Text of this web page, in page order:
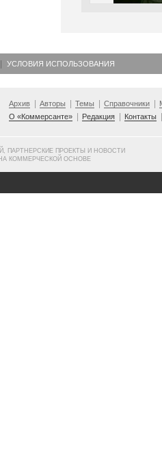
УСЛОВИЯ ИСПОЛЬЗОВАНИЯ
Архив Авторы Темы Справочники
О «Коммерсанте»
Редакция Контакты
ПАРТНЕРСКИЕ ПРОЕКТЫ И НОВОСТИ
КОММЕРЧЕСКОЙ ОСНОВЕ